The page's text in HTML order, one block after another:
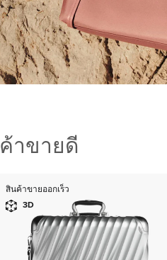
าขายดี
สินค้าขายออกเร็ว
3D